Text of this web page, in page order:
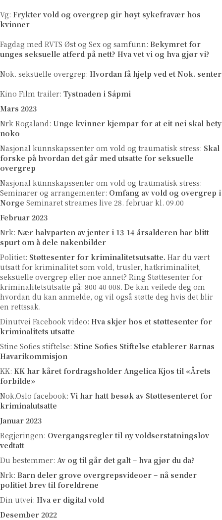
Vg: Frykter vold og overgrep gir høyt sykefravær hos
kvinner
Fagdag med RVTS Øst og Sex og samfunn: Bekymret for
unges seksuelle atferd på nett? Hva vet vi og hva gjør vi?
Nok. seksuelle overgrep: Hvordan få hjelp ved et Nok. senter
Kino Film trailer: Tystnaden i Sápmi
Mars 2023
Nrk Rogaland: Unge kvinner kjempar for at eit nei skal bety
noko
Nasjonal kunnskapssenter om vold og traumatisk stress: Skal
forske på hvordan det går med utsatte for seksuelle
overgrep
Nasjonal kunnskapssenter om vold og traumatisk stress:
Seminarer og arrangementer: Omfang av vold og overgrep i
Norge Seminaret streames live 28. februar kl. 09.00
Februar 2023
Nrk: Nær halvparten av jenter i 13-14-årsalderen har blitt
spurt om å dele nakenbilder
Politiet: Støttesenter for kriminalitetsutsatte. Har du vært
utsatt for kriminalitet som vold, trusler, hatkriminalitet,
seksuelle overgrep eller noe annet? Ring Støttesenter for
kriminalitetsutsatte på: 800 40 008. De kan veilede deg om
hvordan du kan anmelde, og vil også støtte deg hvis det blir
en rettssak.
Dinutvei Facebook video: Hva skjer hos et støttesenter for
kriminalitets utsatte
Stine Sofies stiftelse: Stine Sofies Stiftelse etablerer Barnas
Havarikommisjon
KK: KK har kåret fordragsholder Angelica Kjos til «Årets
forbilde»
Nok.Oslo facebook: Vi har hatt besøk av Støttesenteret for
kriminalutsatte
Januar 2023
Regjeringen: Overgangsregler til ny voldserstatningslov
vedtatt
Du bestemmer: Av og til går det galt – hva gjør du da?
Nrk: Barn deler grove overgrepsvideoer – nå sender
politiet brev til foreldrene
Din utvei: Hva er digital vold
Desember 2022